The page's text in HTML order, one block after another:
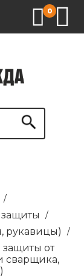
0
/
/
рукавицы) /
от
сварщика,